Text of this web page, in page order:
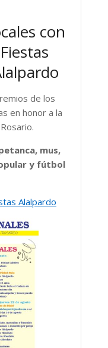
con
de los
en honor a la
mus,
y fútbol
Alalpardo